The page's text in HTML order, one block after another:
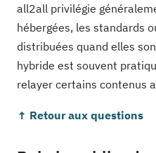
all2all privilégie
hébergées, les standards
distribuées quand elles
hybride est souvent
relayer certains contenus
↑ Retour aux questions